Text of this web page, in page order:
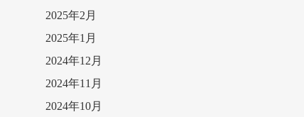
2025年2月
2025年1月
2024年12月
2024年11月
2024年10月